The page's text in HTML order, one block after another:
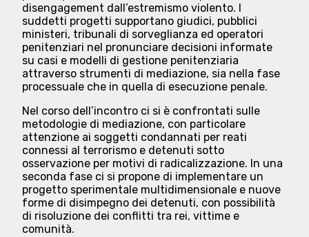
disengagement dall’estremismo violento. I
suddetti progetti supportano giudici, pubblici
ministeri, tribunali di sorveglianza ed operatori
penitenziari nel pronunciare decisioni informate
su casi e modelli di gestione penitenziaria
attraverso strumenti di mediazione, sia nella fase
processuale che in quella di esecuzione penale.
Nel corso dell’incontro ci si è confrontati sulle
metodologie di mediazione, con particolare
attenzione ai soggetti condannati per reati
connessi al terrorismo e detenuti sotto
osservazione per motivi di radicalizzazione. In una
seconda fase ci si propone di implementare un
progetto sperimentale multidimensionale e nuove
forme di disimpegno dei detenuti, con possibilità
di risoluzione dei conflitti tra rei, vittime e
comunità.